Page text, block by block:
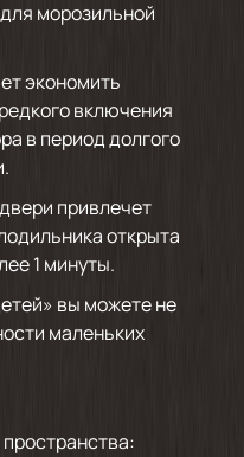
морозильной
экономить
включения
в период долгого
привлечет
открыта
1 минуты.
вы можете не
маленьких